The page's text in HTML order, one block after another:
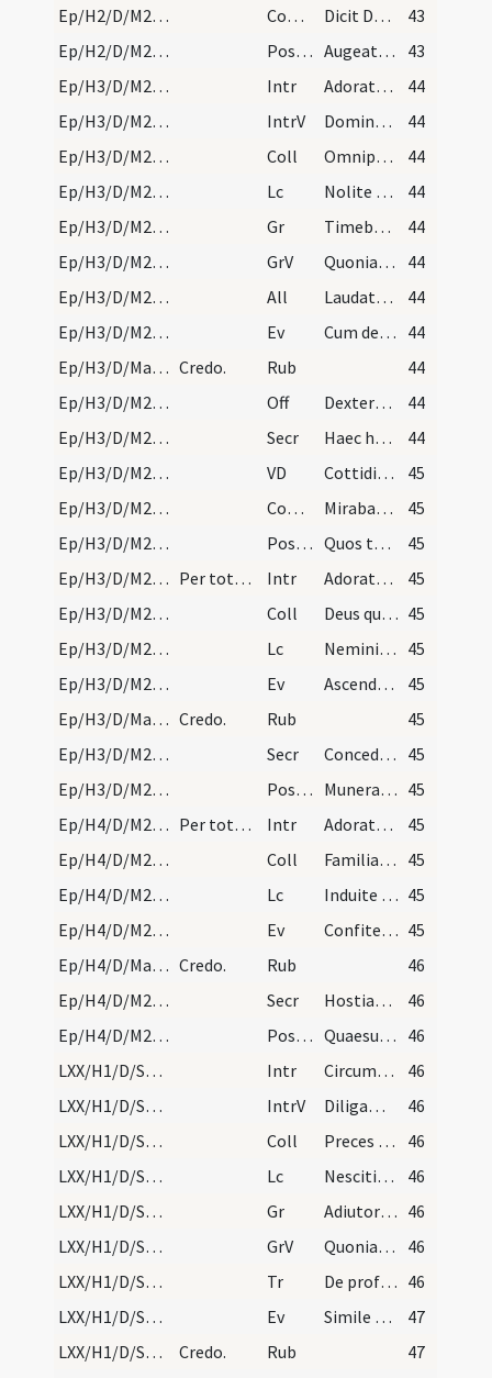
Ep/H2/D/M2/Mass Propers Comm Dicit Dominus implete hydrias aqua
43
Ep/H2/D/M2/Mass Propers
Postcomm Augeatur in nobis Domine quaesumus tuae virtutis operatio ... munere praeparemur.
43
Ep/H3/D/M2/Mass Propers
Intr Adorate Deum omnes angeli eius
44
Ep/H3/D/M2/Mass Propers
IntrV Dominus regnavit exsultet terra
44
Ep/H3/D/M2/Mass Propers
Coll Omnipotens sempiterne Deus infirmitatem nostram ... maiestatis extende.
44
Ep/H3/D/M2/Mass Propers
Lc Nolite esse prudentes (R)
44
Ep/H3/D/M2/Mass Propers
Gr Timebunt gentes nomen tuum Domine
44
Ep/H3/D/M2/Mass Propers
GrV Quoniam aedificavit Dominus Sion
44
Ep/H3/D/M2/Mass Propers
All Laudate Dominum omnes angeli eius
44
Ep/H3/D/M2/Mass Propers
Ev Cum descendisset Iesus de monte secuti sunt eum turbae multae. Et ecce leprosus (Mt) 44
Ep/H3/D/Mass Propers Credo. Rub
44
Ep/H3/D/M2/Mass Propers
Off Dextera Domini fecit virtutem
44
Ep/H3/D/M2/Mass Propers
Secr Haec hostia quaesumus Domine emundet nostra delicta ... mentesque sanctificet.
44
Ep/H3/D/M2/Mass Propers
VD Cottidiana
45
Ep/H3/D/M2/Mass Propers
Comm Mirabantur omnes de his
45
Ep/H3/D/M2/Mass Propers
Postcomm Quos tantis Domine largiris uti mysteriis ... aptare digneris.
45
Ep/H3/D/M2/Mass Propers
Per totum. Intr Adorate Deum omnes angeli eius
45
Ep/H3/D/M2/Mass Propers
Coll Deus qui nos in tantis periculis constitutos ... adiuvante vincamus. 45
Ep/H3/D/M2/Mass Propers
Lc Nemini quicquam debeatis (R) 45
Ep/H3/D/M2/Mass Propers
Ev Ascendente Iesu in naviculam secuti sunt eum discipuli eius. Et ecce motus magnus (Mt)
45
Ep/H3/D/Mass Propers Credo. Rub
45
Ep/H3/D/M2/Mass Propers
Secr Concede quaesumus omnipotens Deus ut huius sacrificii munus oblatum ... semper et muniat. 45
Ep/H3/D/M2/Mass Propers
Postcomm Munera nos tua Deus a delectationibus ... instruant alimentis. 45
Ep/H4/D/M2/Mass Propers
Per totum. Intr Adorate Deum omnes angeli eius
45
Ep/H4/D/M2/Mass Propers
Coll Familiam tuam quaesumus Domine continua pietate custodi ... protectione muniatur. 45
Ep/H4/D/M2/Mass Propers
Lc Induite vos sicut electi Dei sancti (Kol) 45
Ep/H4/D/M2/Mass Propers
Ev Confiteor tibi Pater caeli (Mt) 45
Ep/H4/D/Mass Propers Credo. Rub
46
Ep/H4/D/M2/Mass Propers
Secr Hostias tibi Domine placationis offerimus ... corda tu dirigas.
46
Ep/H4/D/M2/Mass Propers
Postcomm Quaesumus omnipotens Deus ut illiis salutaris capiamus effectum ... pignus accepimus. 46
LXX/H1/D/Septuagesima/M2/Mass Propers
Intr Circumdederunt me gemitus mortis
46
LXX/H1/D/Septuagesima/M2/Mass Propers
IntrV Diligam te Domine virtus mea
46
LXX/H1/D/Septuagesima/M2/Mass Propers
Coll Preces populi tui quaesumus Domine clementer exaudi ... misericorditer liberemur.
46
LXX/H1/D/Septuagesima/M2/Mass Propers
Lc Nescitis quod hi qui in stadio currunt (K)
46
LXX/H1/D/Septuagesima/M2/Mass Propers
Gr Adiutor in opportunitatibus 46
LXX/H1/D/Septuagesima/M2/Mass Propers
GrV Quoniam non in finem
46
LXX/H1/D/Septuagesima/M2/Mass Propers
Tr De profundis clamavi ad te Domine 46
LXX/H1/D/Septuagesima/M2/Mass Propers
Ev Simile est regnum caelorum homini patrifamilias (Mt)
47
LXX/H1/D/Septuagesima/Mass Propers
Credo. Rub
47